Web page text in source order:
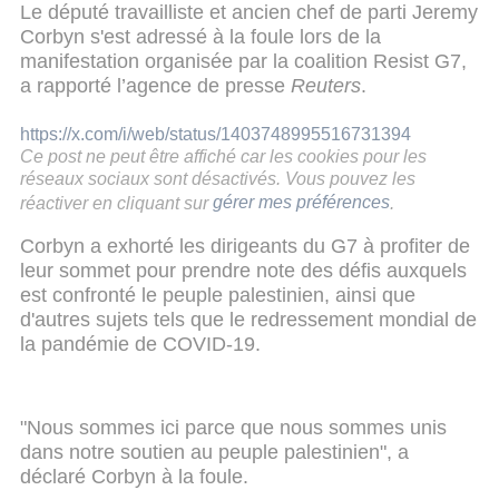
Le député travailliste et ancien chef de parti Jeremy
Corbyn s'est adressé à la foule lors de la
manifestation organisée par la coalition Resist G7,
a rapporté l’agence de presse Reuters.
https://x.com/i/web/status/1403748995516731394
Ce post ne peut être affiché car les cookies pour les
réseaux sociaux sont désactivés. Vous pouvez les
réactiver en cliquant sur gérer mes préférences
Corbyn a exhorté les dirigeants du G7 à profiter de
leur sommet pour prendre note des défis auxquels
est confronté le peuple palestinien, ainsi que
d'autres sujets tels que le redressement mondial de
la pandémie de COVID-19.
"Nous sommes ici parce que nous sommes unis
dans notre soutien au peuple palestinien", a
déclaré Corbyn à la foule.